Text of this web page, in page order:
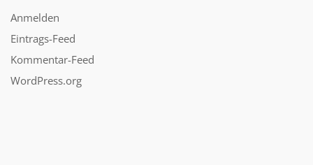
Anmelden
Eintrags-Feed
Kommentar-Feed
WordPress.org